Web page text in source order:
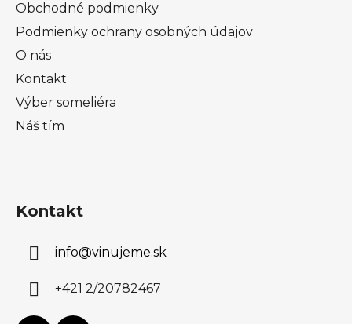
Obchodné podmienky
Podmienky ochrany osobných údajov
O nás
Kontakt
Výber someliéra
Náš tím
Kontakt
info@vinujeme.sk
+421 2/20782467